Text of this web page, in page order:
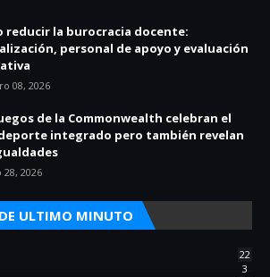
reducir la burocracia docente:
personal de apoyo y evaluación
08, 2026
de la Commonwealth celebran el
integrado pero también revelan
28, 2026
ULTIMO MINUTO
22
3